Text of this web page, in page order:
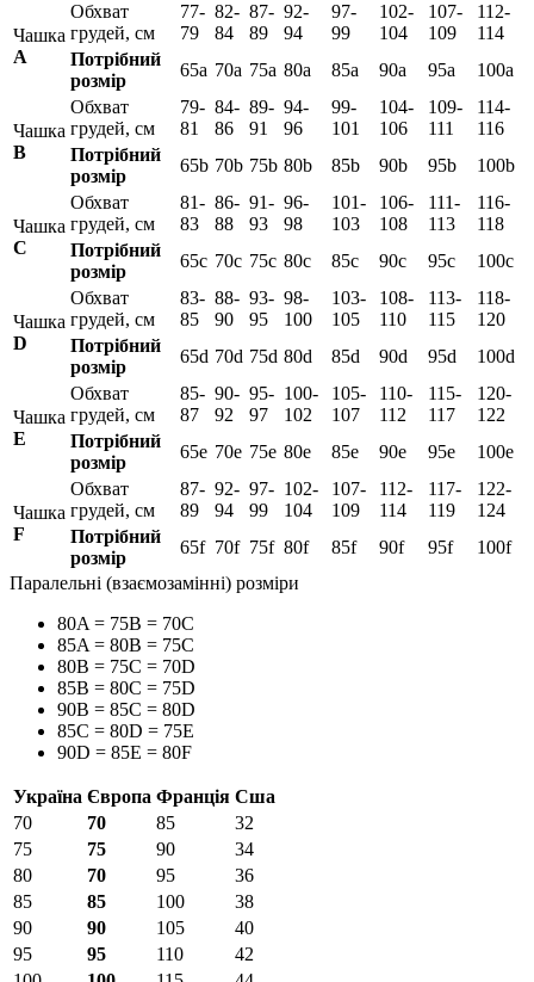
Чашка
А
Обхват
грудей, см
77-
79
82-
84
87-
89
92-
94
97-
99
102-
104
107-
109
112-
114
Потрібний
розмір
65а 70а 75а 80а 85а 90а 95а 100а
Чашка
B
Обхват
грудей, см
79-
81
84-
86
89-
91
94-
96
99-
101
104-
106
109-
111
114-
116
Потрібний
розмір
65b 70b 75b 80b 85b 90b 95b 100b
Чашка
C
Обхват
грудей, см
81-
83
86-
88
91-
93
96-
98
101-
103
106-
108
111-
113
116-
118
Потрібний
розмір
65c 70c 75c 80c 85c 90c 95c 100c
Чашка
D
Обхват
грудей, см
83-
85
88-
90
93-
95
98-
100
103-
105
108-
110
113-
115
118-
120
Потрібний
розмір
65d 70d 75d 80d 85d 90d 95d 100d
Чашка
E
Обхват
грудей, см
85-
87
90-
92
95-
97
100-
102
105-
107
110-
112
115-
117
120-
122
Потрібний
розмір
65e 70e 75e 80e 85e 90e 95e 100e
Чашка
F
Обхват
грудей, см
87-
89
92-
94
97-
99
102-
104
107-
109
112-
114
117-
119
122-
124
Потрібний
розмір
65f 70f 75f 80f 85f 90f 95f
100f
Паралельні (взаємозамінні) розміри
80A = 75B = 70C
85A = 80B = 75C
80B = 75C = 70D
85B = 80C = 75D
90B = 85C = 80D
85C = 80D = 75E
90D = 85E = 80F
Україна Європа Франція Сша
70
70 85
32
75
75 90
34
80
70 95
36
85
85 100
38
90
90 105
40
95
95 110
42